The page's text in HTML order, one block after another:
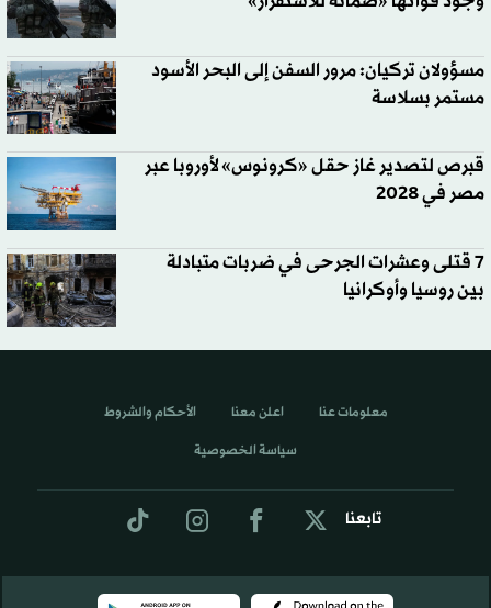
مسؤولان تركيان: مرور السفن إلى البحر الأسود
مستمر بسلاسة
قبرص لتصدير غاز حقل «كرونوس» لأوروبا عبر
مصر في 2028
7 قتلى وعشرات الجرحى في ضربات متبادلة
بين روسيا وأوكرانيا
تابعنا
معلومات عنا اعلن معنا الأحكام والشروط
سياسة الخصوصية